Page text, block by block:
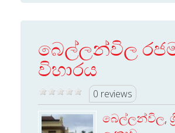
බෙල්ලන්විල
විහාරය
0 reviews
බෙල්ලන්විල,